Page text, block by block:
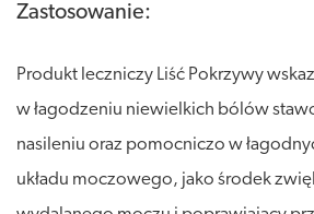
Zastosowanie:
Produkt leczniczy Liść Pokrzywy
w łagodzeniu niewielkich bólów
nasileniu oraz pomocniczo w
układu moczowego, jako środek